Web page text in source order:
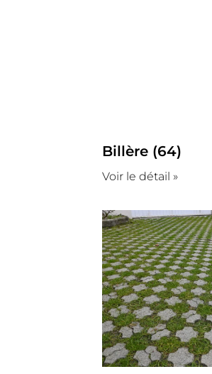
Billère (64)
Voir le détail »